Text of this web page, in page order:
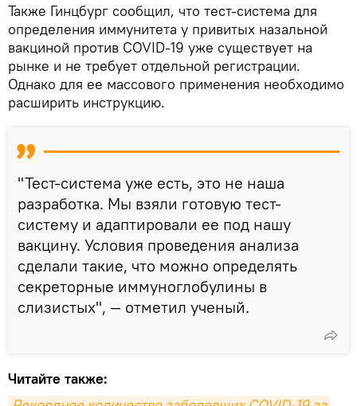
Также Гинцбург сообщил, что тест-система для
определения иммунитета у привитых назальной
вакциной против COVID-19 уже существует на
рынке и не требует отдельной регистрации.
Однако для ее массового применения необходимо
расширить инструкцию.
"Тест-система уже есть, это не наша
разработка. Мы взяли готовую тест-
систему и адаптировали ее под нашу
вакцину. Условия проведения анализа
сделали такие, что можно определять
секреторные иммуноглобулины в
слизистых", — отметил ученый.
Читайте также: